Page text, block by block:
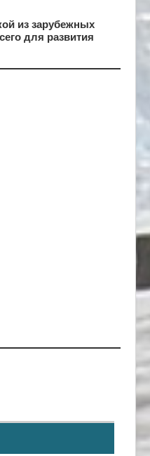
из зарубежных
для развития